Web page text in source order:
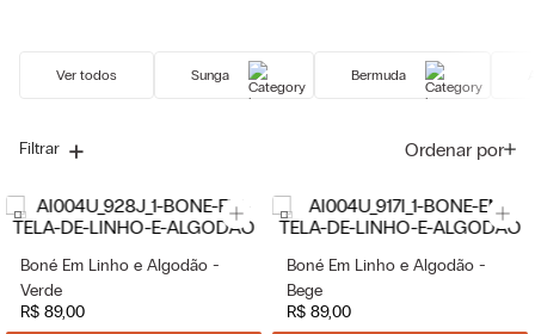
Ver todos Sunga Bermuda
Filtrar Ordenar por
Boné Em Linho e Algodão -
Verde
R$ 89,00
Boné Em Linho e Algodão -
Bege
R$ 89,00